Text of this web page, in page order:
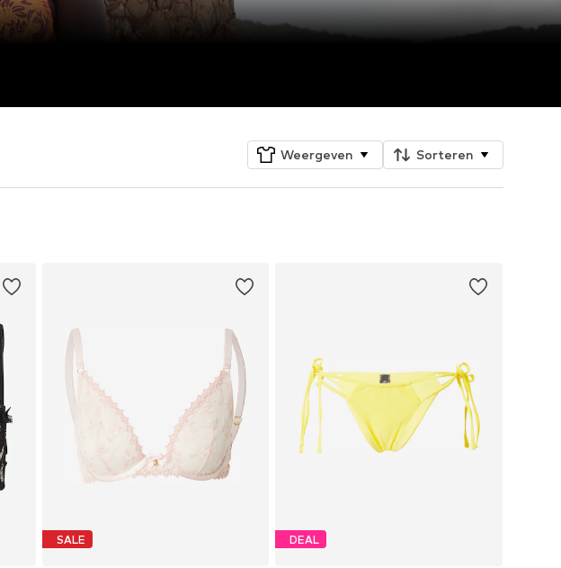
Weergeven Sorteren
SALE DEAL